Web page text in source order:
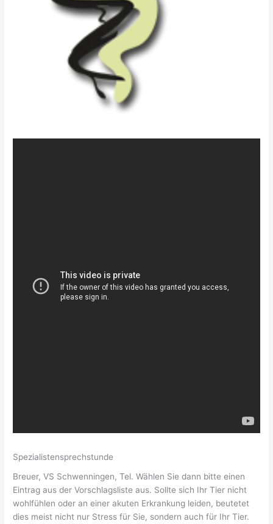
Spezialistensprechstunde
Breuer, VS Schwenningen, Tel. Wählen Sie dann bitte einen
Eintrag aus der Vorschlagsliste aus. Sollte sich Ihr Tier nicht
wohlfühlen oder an einer akuten Erkrankung leiden, beutetet
dies meist nicht nur Stress für Sie, sondern auch für Ihr Tier.